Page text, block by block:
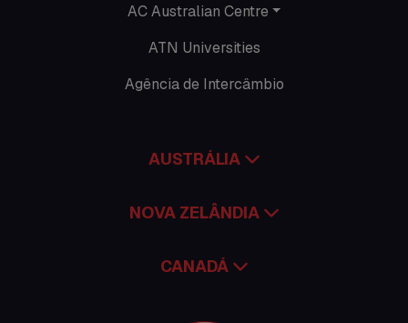
Time Lapses
AC Australian Centre
ATN Universities
Agência de Intercâmbio
AUSTRÁLIA
NOVA ZELÂNDIA
CANADÁ